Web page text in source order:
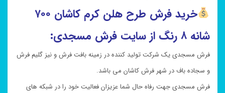
خرید فرش طرح هلن کرم کاشان ۷۰۰
شانه ۸ رنگ از سایت فرش مسجدی:
فرش مسجدی یک شرکت تولید کننده در زمینه بافت فرش و نیز گلیم فرش
و سجاده باف در شهر فرش کاشان می باشد.
فرش مسجدی جهت رفاه حال شما عزیزان فعالیت خود را در شبکه های